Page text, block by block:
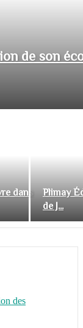
de son
dans
Plimay
de J...